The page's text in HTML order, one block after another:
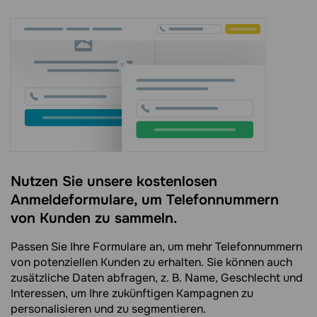
Nutzen Sie unsere kostenlosen
Anmeldeformulare, um Telefonnummern
von Kunden zu sammeln.
Passen Sie Ihre Formulare an, um mehr Telefonnummern
von potenziellen Kunden zu erhalten. Sie können auch
zusätzliche Daten abfragen, z. B. Name, Geschlecht und
Interessen, um Ihre zukünftigen Kampagnen zu
personalisieren und zu segmentieren.